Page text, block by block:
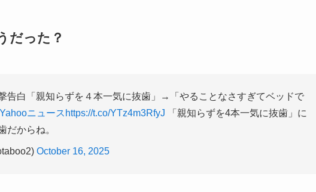
だった？
白「親知らずを４本一気に抜歯」→「やることなさすぎてベッドで
ニュース https://t.co/YTz4m3RfyJ 「親知らずを4本一気に抜歯」に
だからね。
October 16, 2025